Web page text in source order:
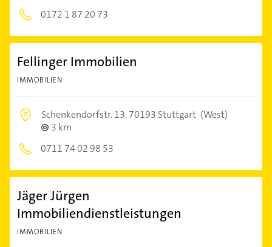
0172 1 87 20 73
Fellinger Immobilien
IMMOBILIEN
Schenkendorfstr. 13,70193 Stuttgart (West)
3 km
0711 74 02 98 53
Jäger Jürgen
Immobiliendienstleistungen
IMMOBILIEN